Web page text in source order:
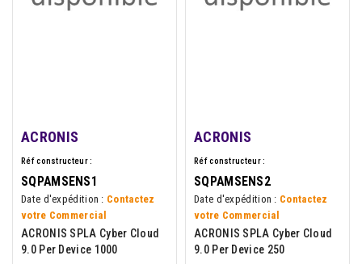
ACRONIS
Réf constructeur :
SQPAMSENS1
Date d'expédition : Contactez
votre Commercial
ACRONIS SPLA Cyber Cloud
9.0 Per Device 1000
ACRONIS
Réf constructeur :
SQPAMSENS2
Date d'expédition : Contactez
votre Commercial
ACRONIS SPLA Cyber Cloud
9.0 Per Device 250